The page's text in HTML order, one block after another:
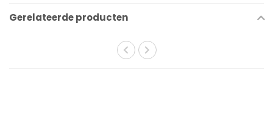
Gerelateerde producten